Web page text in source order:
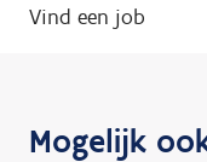
Vind een job
Mogelijk